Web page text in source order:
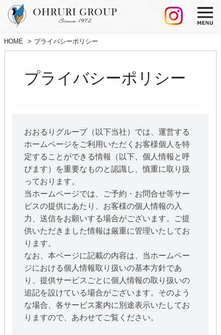
HOME プライバシーポリシー
プライバシーポリシー
おおるりグループ（以下当社）では、運営する
ホームページをご利用いただくお客様個人を特
定することができる情報（以下、個人情報と呼
びます）を重要なものと認識し、慎重に取り扱
っております。
当ホームページでは、ご予約・お問合せ等サー
ビスの提供にあたり、お客様の個人情報の入
力、送信をお願いする場合がございます。ご提
供いただきました情報は厳重に管理いたしてお
ります。
なお、本ページに記載の内容は、当ホームペー
ジにおける個人情報取り扱いの基本方針であ
り、提供サービスごとに個人情報の取り扱いの
追記を設けている場合がございます。そのよう
な場合、各サービス案内に別途表示いたしてお
りますので、あわせてご覧ください。